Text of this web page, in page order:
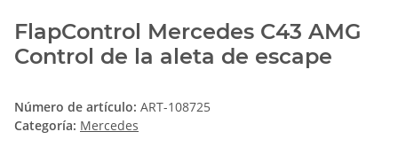
FlapControl Mercedes C43 AMG
Control de la aleta de escape
Número de artículo: ART-108725
Categoría: Mercedes